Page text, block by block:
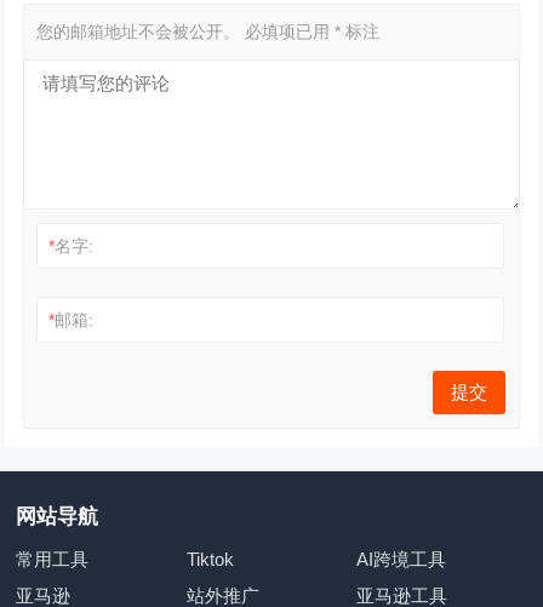
您的邮箱地址不会被公开。 必填项已用* 标注
*名字:
*邮箱:
网站导航
常用工具 Tiktok
AI跨境工具
亚马逊
站外推广
亚马逊工具